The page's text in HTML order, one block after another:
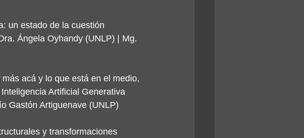
un estado de la cuestión
Ángela Oyhandy (UNLP) | Mg.
acá y lo que está en el medio,
Artificial Generativa
Gastón Artiguenave (UNLP)
y transformaciones